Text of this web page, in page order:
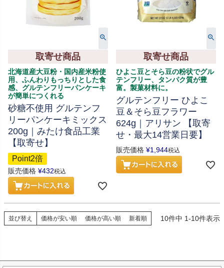
取寄せ商品
北海道産大豆粉・国内産米粉使
用、ふんわりもっちりとした食
感、グルテンフリーパンケーキ
が簡単につくれる
砂糖不使用 グルテンフ
リーパンケーキミックス
200g｜みたけ食品工業
【取寄せ】
Point2倍
販売価格 ¥432税込
取寄せ商品
ひよこ豆とそら豆の粉状でグル
テンフリー、タンパク質が豊
富。製菓材料に。
グルテンフリー ひよこ
豆＆そら豆フラワー
624g｜アリサン 【取寄
せ・最大14営業日要】
販売価格 ¥1,944税込
並び替え 価格が安い順 価格が高い順 新着順 10件中 1-10件表示